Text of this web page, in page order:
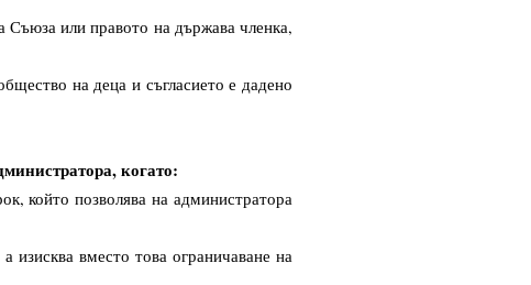
Съюза или правото на държава членка,
на деца и съгласието е дадено
когато:
който позволява на администратора
вместо това ограничаване на